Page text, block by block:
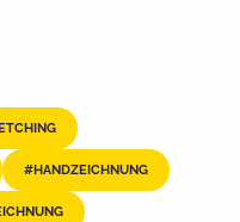
HANDZEICHNUNG